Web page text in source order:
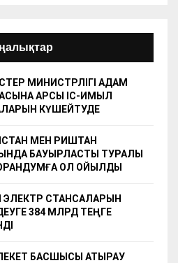
ІСТЕР МИНИСТРЛІГІ АДАМ
ҚАРСЫ ІС-ҚИМЫЛ
КҮШЕЙТУДЕ
МЕН РИШТАН
БАУЫРЛАСТЫҚ ТУРАЛЫ
ҚОЛ ҚОЙЫЛДЫ
ЭЛЕКТР СТАНСАЛАРЫН
384 МЛРД ТЕҢГЕ
БАСШЫСЫ АТЫРАУ